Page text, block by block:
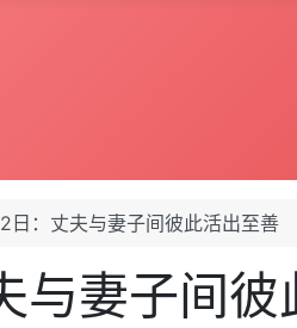
：丈夫与妻子间彼此活出至善
妻子间彼